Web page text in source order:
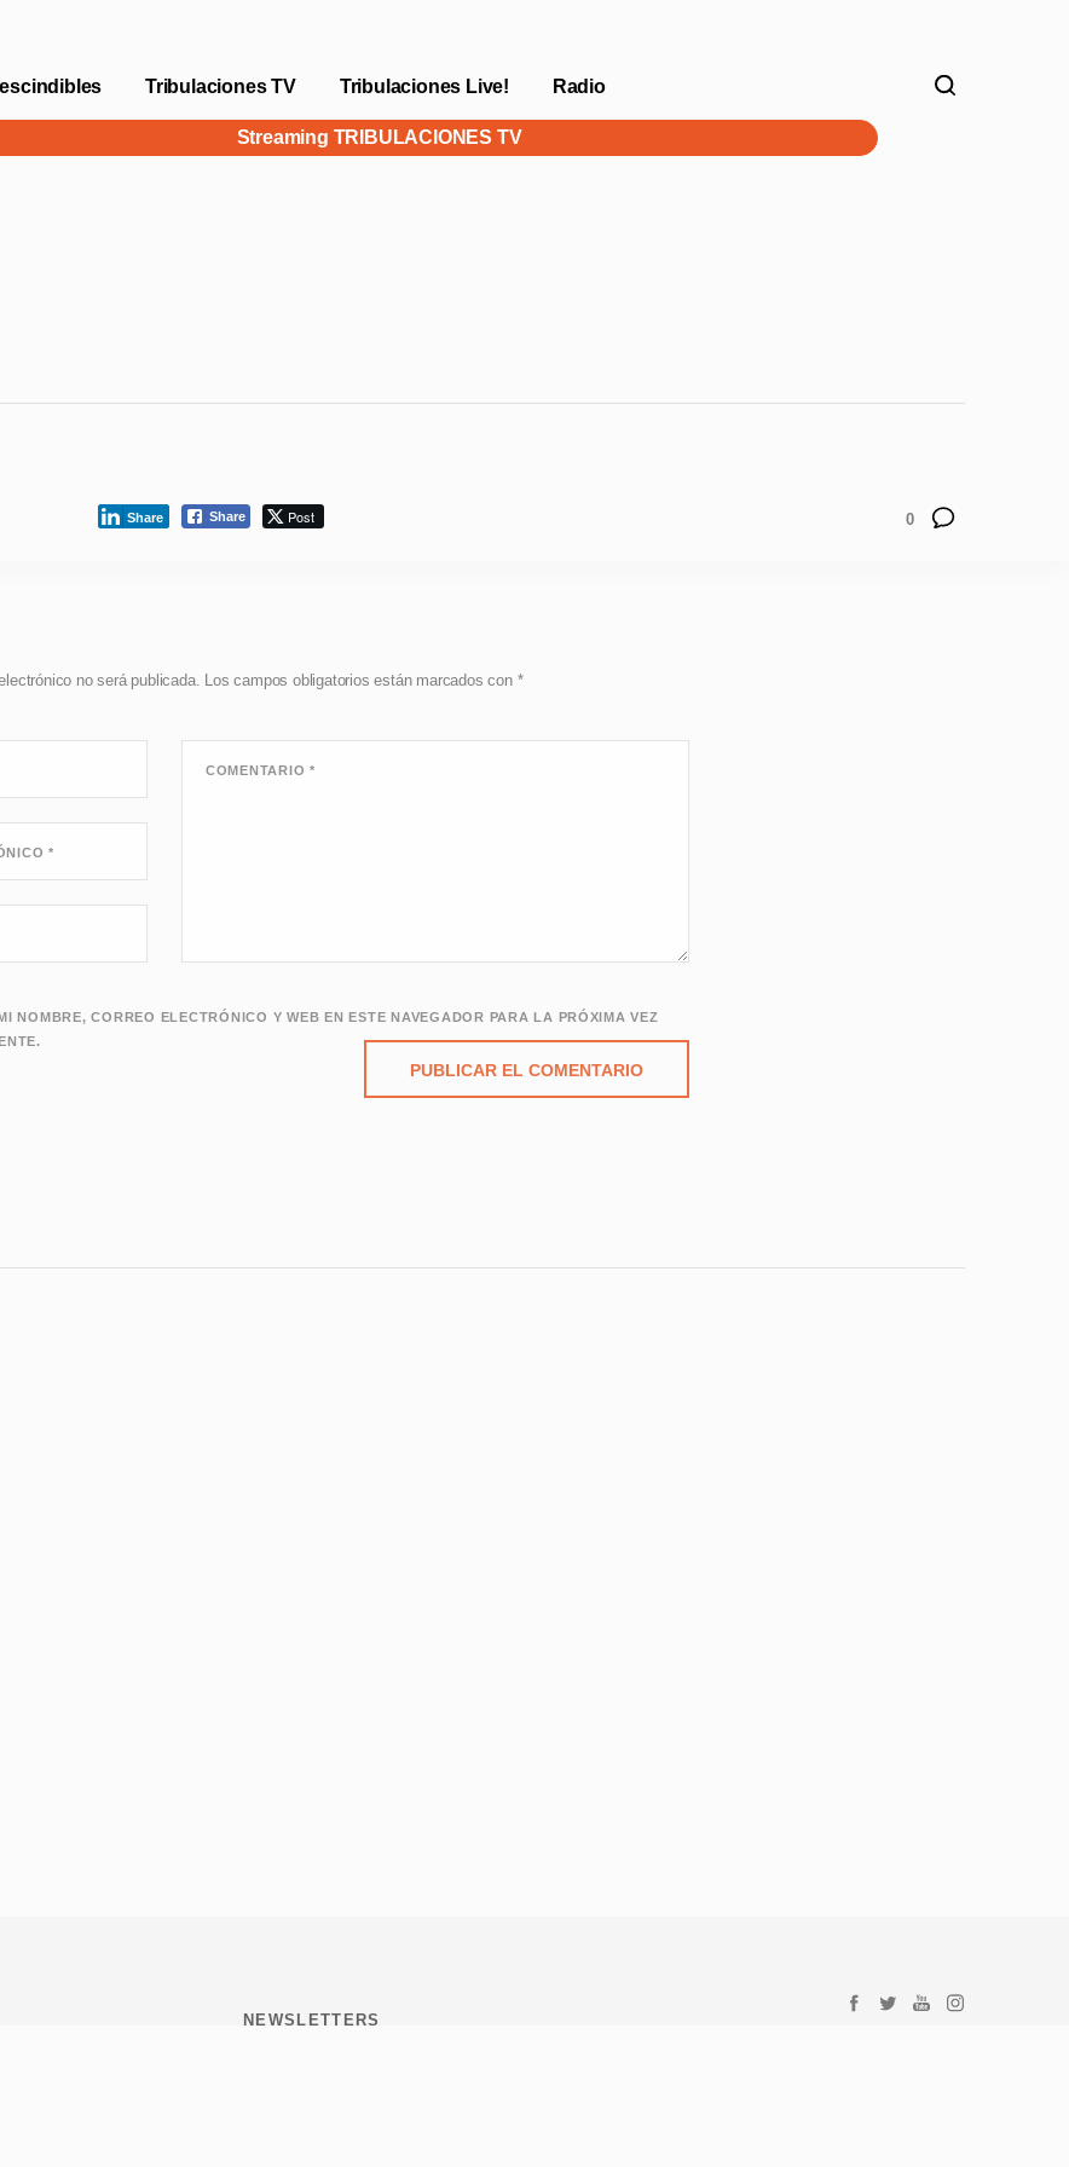
Tribulaciones TV Tribulaciones Live! Radio
Streaming TRIBULACIONES TV
Share Post
Share 0
no será publicada. Los campos obligatorios están marcados con *
COMENTARIO*
*
NOMBRE, CORREO ELECTRÓNICO Y WEB EN ESTE NAVEGADOR PARA LA PRÓXIMA VEZ
NEWSLETTERS